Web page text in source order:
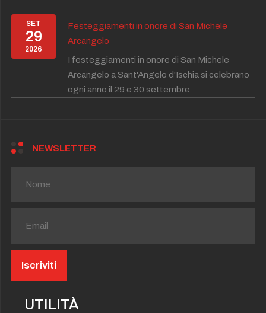
SET
29
2026
Festeggiamenti in onore di San Michele
Arcangelo
I festeggiamenti in onore di San Michele
Arcangelo a Sant'Angelo d'Ischia si celebrano
ogni anno il 29 e 30 settembre
NEWSLETTER
UTILITÀ